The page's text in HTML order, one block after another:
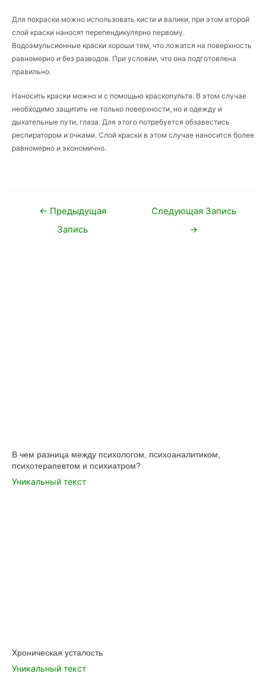
Для покраски можно использовать кисти и валики, при этом второй
слой краски наносят перепендикулярно первому.
Водоэмульсионные краски хороши тем, что ложатся на поверхность
равномерно и без разводов. При условии, что она подготовлена
правильно.
Наносить краски можно и с помощью краскопульта. В этом случае
необходимо защитить не только поверхности, но и одежду и
дыхательные пути, глаза. Для этого потребуется обзавестись
респиратором и очками. Слой краски в этом случае наносится более
равномерно и экономично.
Навигация
← Предыдущая
Запись
Следующая Запись
→
В чем разница между психологом, психоаналитиком,
психотерапевтом и психиатром?
Уникальный текст
Хроническая усталость
Уникальный текст